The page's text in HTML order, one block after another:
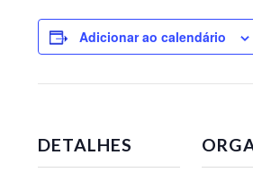
Adicionar ao calendário
DETALHES